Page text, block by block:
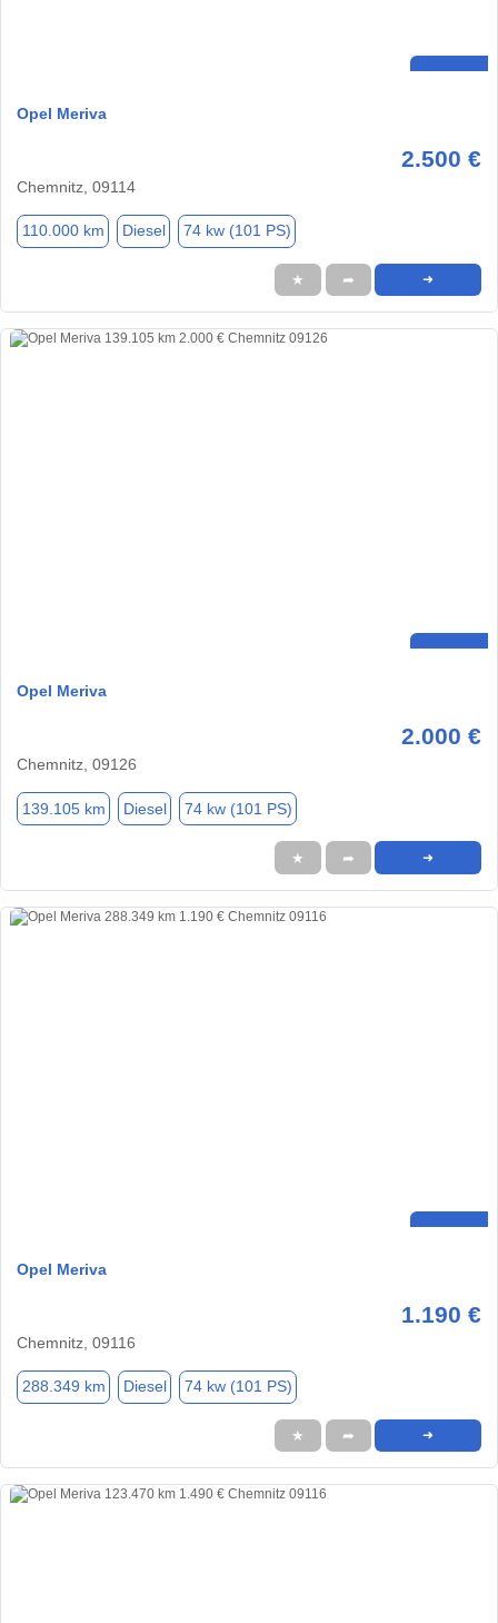
Opel Meriva
2.500 €
Chemnitz, 09114
110.000 km Diesel 74 kw (101 PS)
★ ➦ ➜
Opel Meriva
2.000 €
Chemnitz, 09126
139.105 km Diesel 74 kw (101 PS)
★ ➦ ➜
Opel Meriva
1.190 €
Chemnitz, 09116
288.349 km Diesel 74 kw (101 PS)
★ ➦ ➜